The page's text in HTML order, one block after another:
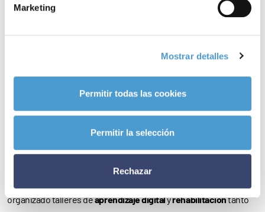
Marketing
Mostrar detalles
Permitir todas las cookies
Permitir la selección
Rechazar
accesibilidada través de latecnología, en estos momentos, es
más importante que nunca e intentamos adaptarnos a ella, pero
por desgracia esto presenta dificultades para incorporar
plenamente a las personas de latercera y cuarta edad
organizado talleres deaprendizaje digitalyrehabilitacióntanto